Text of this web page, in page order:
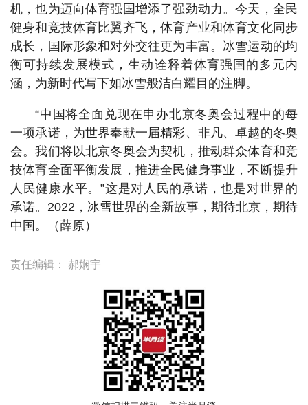
机，也为迈向体育强国增添了强劲动力。今天，全民
健身和竞技体育比翼齐飞，体育产业和体育文化同步
成长，国际形象和对外交往更为丰富。冰雪运动的均
衡可持续发展模式，生动诠释着体育强国的多元内
涵，为新时代写下如冰雪般洁白耀目的注脚。
“中国将全面兑现在申办北京冬奥会过程中的每
一项承诺，为世界奉献一届精彩、非凡、卓越的冬奥
会。我们将以北京冬奥会为契机，推动群众体育和竞
技体育全面平衡发展，推进全民健身事业，不断提升
人民健康水平。”这是对人民的承诺，也是对世界的
承诺。2022，冰雪世界的全新故事，期待北京，期待
中国。（薛原）
责任编辑： 郝娴宇